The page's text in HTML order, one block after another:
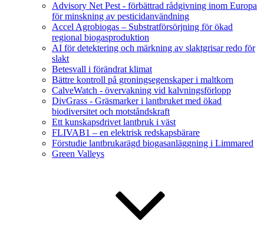
Advisory Net Pest - förbättrad rådgivning inom Europa
för minskning av pesticidanvändning
Accel Agrobiogas – Substratförsörjning för ökad
regional biogasproduktion
AI för detektering och märkning av slaktgrisar redo för
slakt
Betesvall i förändrat klimat
Bättre kontroll på groningsegenskaper i maltkorn
CalveWatch - övervakning vid kalvningsförlopp
DivGrass - Gräsmarker i lantbruket med ökad
biodiversitet och motståndskraft
Ett kunskapsdrivet lantbruk i väst
FLIVAB1 – en elektrisk redskapsbärare
Förstudie lantbrukarägd biogasanläggning i Limmared
Green Valleys